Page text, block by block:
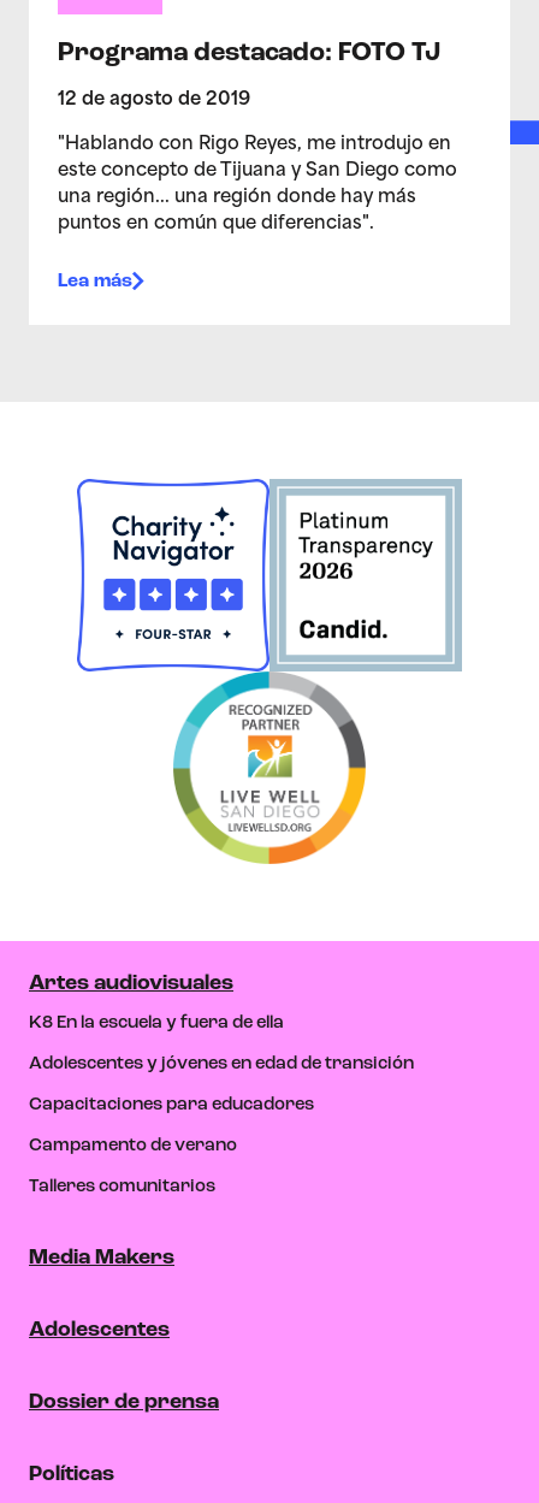
Programa destacado: FOTO TJ
12 de agosto de 2019
"Hablando con Rigo Reyes, me introdujo en
este concepto de Tijuana y San Diego como
una región... una región donde hay más
puntos en común que diferencias".
Lea más
Artes audiovisuales
K8 En la escuela y fuera de ella
Adolescentes y jóvenes en edad de transición
Capacitaciones para educadores
Campamento de verano
Talleres comunitarios
Media Makers
Adolescentes
Dossier de prensa
Políticas